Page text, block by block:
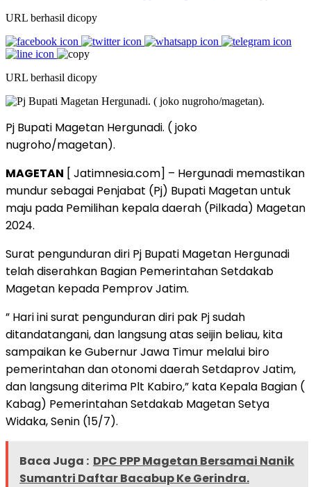
URL berhasil dicopy
URL berhasil dicopy
Pj Bupati Magetan Hergunadi. ( joko
nugroho/magetan).
MAGETAN [ Jatimnesia.com] – Hergunadi memastikan
mundur sebagai Penjabat (Pj) Bupati Magetan untuk
maju pada Pemilihan kepala daerah (Pilkada) Magetan
2024.
Surat pengunduran diri Pj Bupati Magetan Hergunadi
telah diserahkan Bagian Pemerintahan Setdakab
Magetan kepada Pemprov Jatim.
” Hari ini surat pengunduran diri pak Pj sudah
ditandatangani, dan langsung atas seijin beliau, kita
sampaikan ke Gubernur Jawa Timur melalui biro
pemerintahan dan otonomi daerah Setdaprov Jatim,
dan langsung diterima Plt Kabiro,” kata Kepala Bagian (
Kabag) Pemerintahan Setdakab Magetan Setya
Widaka, Senin (15/7).
Baca Juga : DPC PPP Magetan Bersamai Nanik
Sumantri Daftar Bacabup Ke Gerindra.